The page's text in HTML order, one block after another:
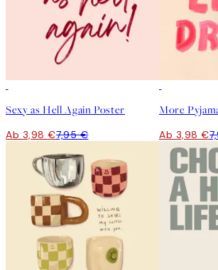
Sexy as Hell Again Poster
Ab 3,98 €7,95 €
More
Ab 3,98 €